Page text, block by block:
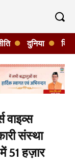
दुनिया
वाइव्स
संस्था
51 हज़ार